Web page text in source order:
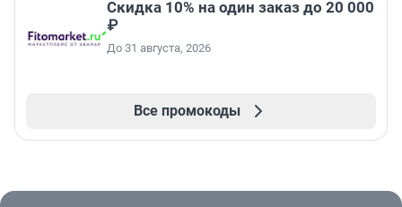
Скидка 10% на один заказ до 20 000
₽
До 31 августа, 2026
Все промокоды